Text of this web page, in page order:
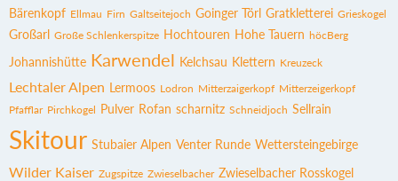
Bärenkopf Ellmau Firn Galtseitejoch Goinger Törl Gratkletterei Grieskogel
Großarl Große Schlenkerspitze Hochtouren Hohe Tauern höcBerg
Johannishütte Karwendel Kelchsau Klettern Kreuzeck
Lechtaler Alpen Lermoos Lodron Mitterzaigerkopf Mitterzeigerkopf
Pfafflar Pirchkogel Pulver Rofan scharnitz Schneidjoch Sellrain
Skitour Stubaier Alpen Venter Runde Wettersteingebirge
Wilder Kaiser Zugspitze Zwieselbacher Zwieselbacher Rosskogel